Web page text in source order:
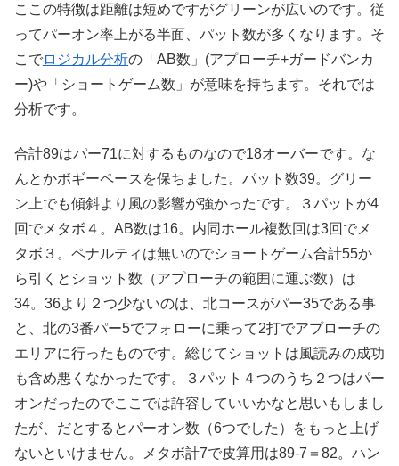
ここの特徴は距離は短めですがグリーンが広いのです。従
ってパーオン率上がる半面、パット数が多くなります。そ
こでロジカル分析の「AB数」(アプローチ+ガードバンカ
ー)や「ショートゲーム数」が意味を持ちます。それでは
分析です。
合計89はパー71に対するものなので18オーバーです。な
んとかボギーペースを保ちました。パット数39。グリー
ン上でも傾斜より風の影響が強かったです。３パットが4
回でメタボ４。AB数は16。内同ホール複数回は3回でメ
タボ３。ペナルティは無いのでショートゲーム合計55か
ら引くとショット数（アプローチの範囲に運ぶ数）は
34。36より２つ少ないのは、北コースがパー35である事
と、北の3番パー5でフォローに乗って2打でアプローチの
エリアに行ったものです。総じてショットは風読みの成功
も含め悪くなかったです。３パット４つのうち２つはパー
オンだったのでここでは許容していいかなと思いもしまし
たが、だとするとパーオン数（6つでした）をもっと上げ
ないといけません。メタボ計7で皮算用は89-7＝82。ハン